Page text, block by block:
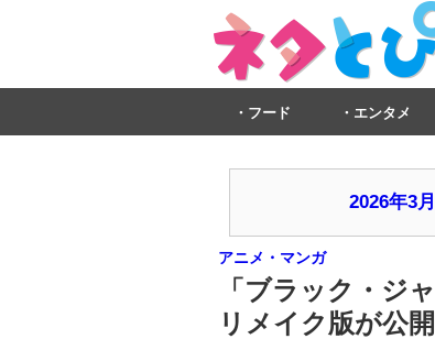
フード エンタメ
2026年3
アニメ・マンガ
「ブラック・ジ
リメイク版が公